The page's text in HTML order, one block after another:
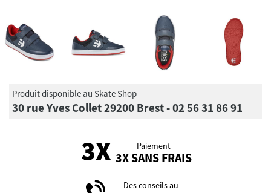
Produit disponible au Skate Shop
30 rue Yves Collet 29200 Brest - 02 56 31 86 91
Paiement
3X SANS FRAIS
Des conseils au